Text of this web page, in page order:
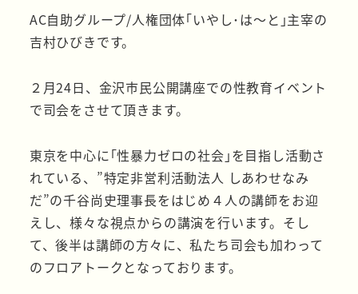
AC自助グループ/人権団体｢いやし･は～と｣主宰の
吉村ひびきです。
２月24日、金沢市民公開講座での性教育イベント
で司会をさせて頂きます。
東京を中心に｢性暴力ゼロの社会｣を目指し活動さ
れている、”特定非営利活動法人 しあわせなみ
だ”の千谷尚史理事長をはじめ４人の講師をお迎
えし、様々な視点からの講演を行います。そし
て、後半は講師の方々に、私たち司会も加わって
のフロアトークとなっております。